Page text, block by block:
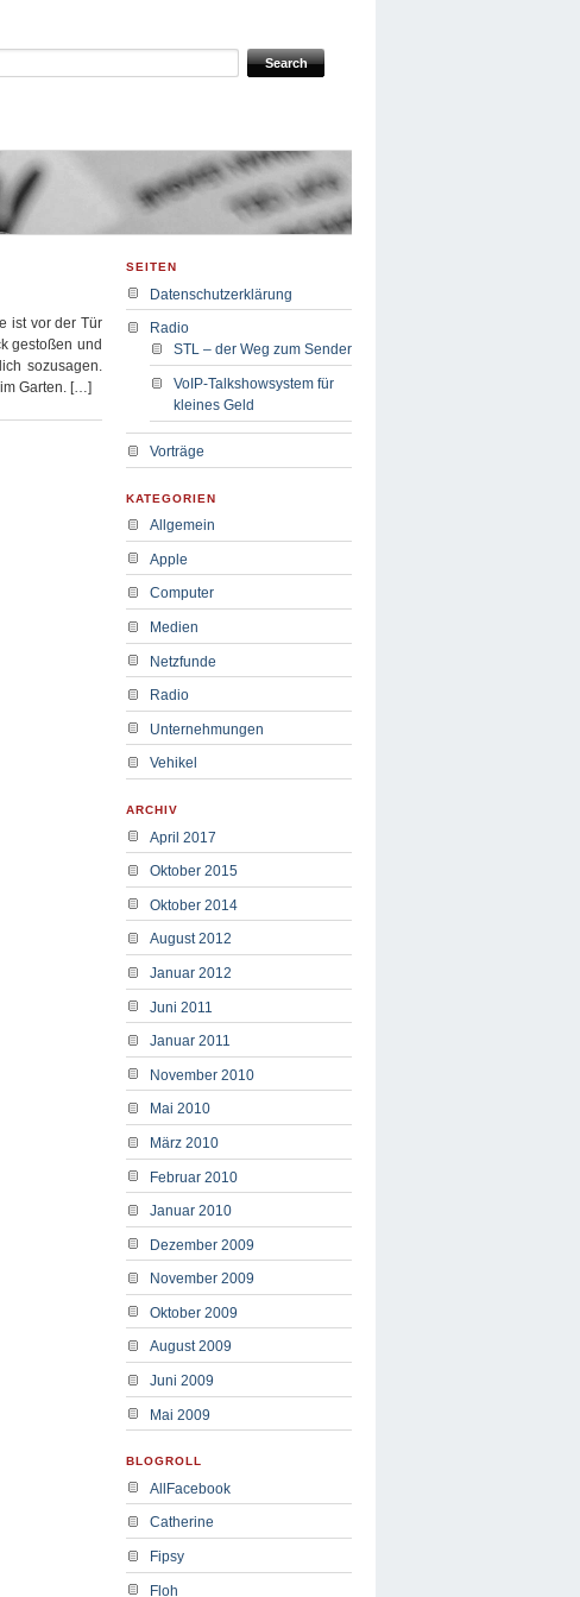
ist vor der Tür
gestoßen und
sozusagen.
Garten. […]
SEITEN
Datenschutzerklärung
Radio
STL – der Weg zum Sender
VoIP-Talkshowsystem für
kleines Geld
Vorträge
KATEGORIEN
Allgemein
Apple
Computer
Medien
Netzfunde
Radio
Unternehmungen
Vehikel
ARCHIV
April 2017
Oktober 2015
Oktober 2014
August 2012
Januar 2012
Juni 2011
Januar 2011
November 2010
Mai 2010
März 2010
Februar 2010
Januar 2010
Dezember 2009
November 2009
Oktober 2009
August 2009
Juni 2009
Mai 2009
BLOGROLL
AllFacebook
Catherine
Fipsy
Floh